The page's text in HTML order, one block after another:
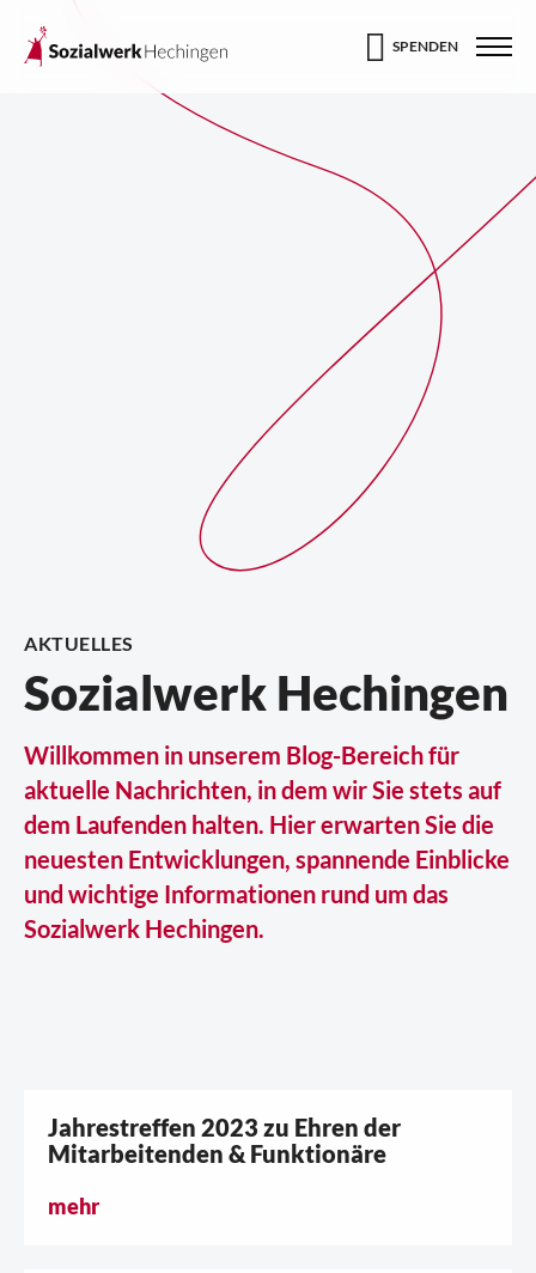
SPENDEN
AKTUELLES
Sozialwerk Hechingen
Willkommen in unserem Blog-Bereich für
aktuelle Nachrichten, in dem wir Sie stets auf
dem Laufenden halten. Hier erwarten Sie die
neuesten Entwicklungen, spannende Einblicke
und wichtige Informationen rund um das
Sozialwerk Hechingen.
Jahrestreffen 2023 zu Ehren der
Mitarbeitenden & Funktionäre
mehr